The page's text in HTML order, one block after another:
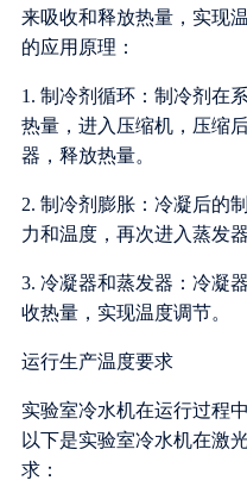
来吸收和释放热量，实现
的应用原理：
1. 制冷剂循环：制冷剂在
热量，进入压缩机，压缩
器，释放热量。
2. 制冷剂膨胀：冷凝后的
力和温度，再次进入蒸发器
3. 冷凝器和蒸发器：冷凝
收热量，实现温度调节。
运行生产温度要求
实验室冷水机在运行过程
以下是实验室冷水机在激
求：